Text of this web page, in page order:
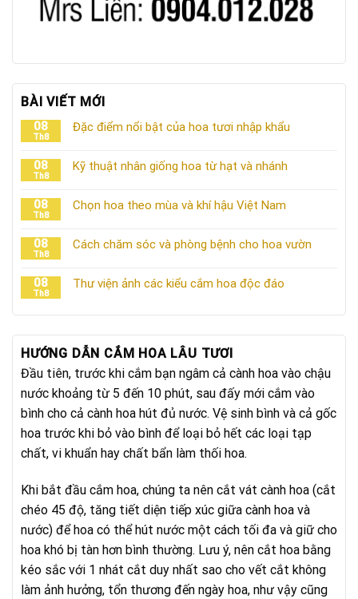
BÀI VIẾT MỚI
08
Th8
Đặc điểm nổi bật của hoa tươi nhập khẩu
08
Th8
Kỹ thuật nhân giống hoa từ hạt và nhánh
08
Th8
Chọn hoa theo mùa và khí hậu Việt Nam
08
Th8
Cách chăm sóc và phòng bệnh cho hoa vườn
08
Th8
Thư viện ảnh các kiểu cắm hoa độc đáo
HƯỚNG DẪN CẮM HOA LÂU TƯƠI
Đầu tiên, trước khi cắm bạn ngâm cả cành hoa vào chậu
nước khoảng từ 5 đến 10 phút, sau đấy mới cắm vào
bình cho cả cành hoa hút đủ nước. Vệ sinh bình và cả gốc
hoa trước khi bỏ vào bình để loại bỏ hết các loại tạp
chất, vi khuẩn hay chất bẩn làm thối hoa.
Khi bắt đầu cắm hoa, chúng ta nên cắt vát cành hoa (cắt
chéo 45 độ, tăng tiết diện tiếp xúc giữa cành hoa và
nước) để hoa có thể hút nước một cách tối đa và giữ cho
hoa khó bị tàn hơn bình thường. Lưu ý, nên cắt hoa bằng
kéo sắc với 1 nhát cắt duy nhất sao cho vết cắt không
làm ảnh hưởng, tổn thương đến ngày hoa, như vậy cũng